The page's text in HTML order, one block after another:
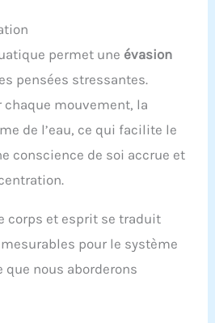
permet une évasion
pensées stressantes.
chaque mouvement, la
de l’eau, ce qui facilite le
conscience de soi accrue et
corps et esprit se traduit
pour le système
nous aborderons